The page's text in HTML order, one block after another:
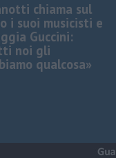
chiama sul
i suoi musicisti e
Guccini:
noi gli
qualcosa»